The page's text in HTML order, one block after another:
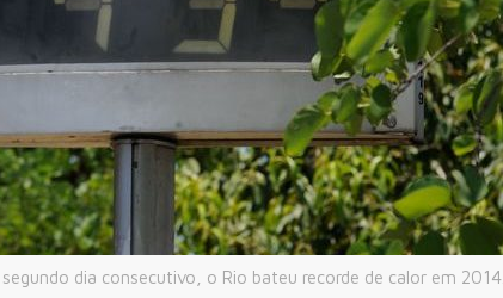
dia consecutivo, o Rio bateu recorde de calor em 2014.